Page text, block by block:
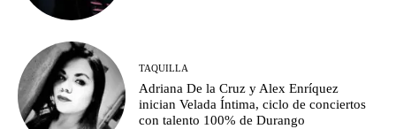
TAQUILLA
Adriana De la Cruz y Alex Enríquez
inician Velada Íntima, ciclo de conciertos
con talento 100% de Durango